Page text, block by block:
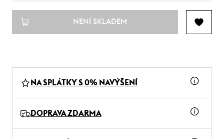
NENÍ SKLADEM
NA SPLÁTKY S 0% NAVÝŠENÍ
DOPRAVA ZDARMA